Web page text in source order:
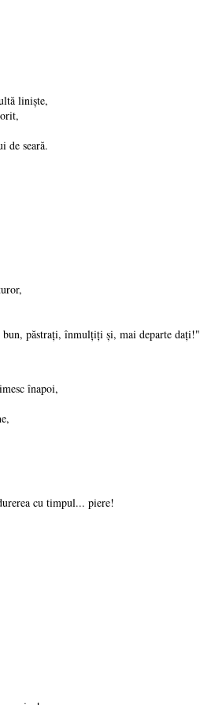
linişte,
de seară.
păstraţi, înmulţiţi şi, mai departe daţi!"
înapoi,
cu timpul... piere!